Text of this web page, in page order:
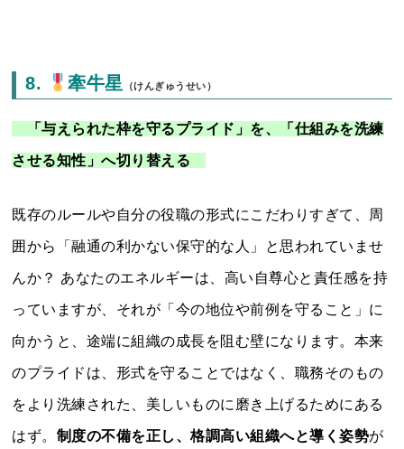
8. 牽牛星 （けんぎゅうせい）
「与えられた枠を守るプライド」を、「仕組みを洗練
させる知性」へ切り替える
既存のルールや自分の役職の形式にこだわりすぎて、周
囲から「融通の利かない保守的な人」と思われていませ
んか？ あなたのエネルギーは、高い自尊心と責任感を持
っていますが、それが「今の地位や前例を守ること」に
向かうと、途端に組織の成長を阻む壁になります。本来
のプライドは、形式を守ることではなく、職務そのもの
をより洗練された、美しいものに磨き上げるためにある
はず。 制度の不備を正し、格調高い組織へと導く姿勢が